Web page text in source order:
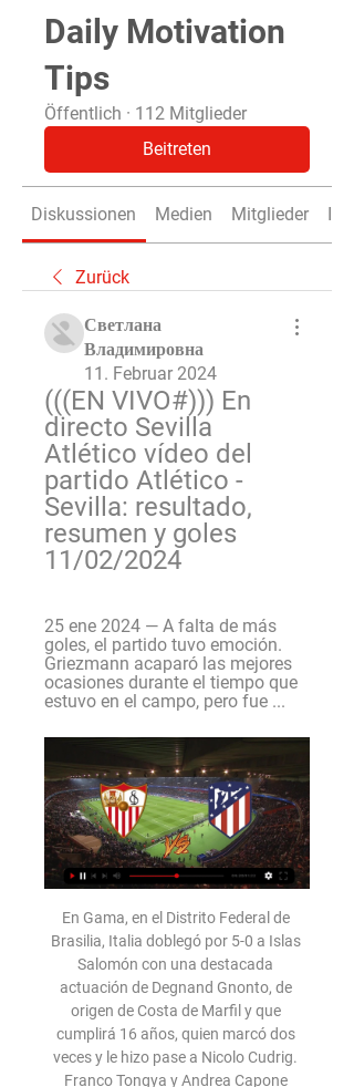
Daily Motivation
Tips
Öffentlich · 112 Mitglieder
Beitreten
Diskussionen Medien Mitglieder Info
Zurück
Светлана
Владимировна
11. Februar 2024
(((EN VIVO#))) En
directo Sevilla
Atlético vídeo del
partido Atlético -
Sevilla: resultado,
resumen y goles
11/02/2024
25 ene 2024 — A falta de más
goles, el partido tuvo emoción.
Griezmann acaparó las mejores
ocasiones durante el tiempo que
estuvo en el campo, pero fue ...
En Gama, en el Distrito Federal de Brasilia, Italia doblegó por 5-0 a Islas Salomón con una destacada actuación de Degnand Gnonto, de origen de Costa de Marfil y que cumplirá 16 años, quien marcó dos veces y le hizo pase a Nicolo Cudrig. Franco Tongya y Andrea Capone anotaron los otros días. La figura oceánica fue Raphael Leai.

Awesome tournament coming up in TJ put on by @elitesubmissionleague #Repost @elitesubmissionleague with @get_repost ・・・ GRAND PRIX ESL INVITACIONAL 2 En esta ocasión serán los cinturones morados los que abrirán el show este próximo 9 de septiembre desde Tijuana Mexico, en vivo.

Te contamos un poco sobre este equipo de pelota dominicano: Los Gigantes del Cibao es un equipo de béisbol profesional perteneciente a la Liga Dominicana de Béisbol Invernal con sede en el Estadio Julián Javier de San Francisco de Macorís.

Universidad Complutense de Madrid laurafdez@ghis.ucm.es Alfonso X, Rex Scribens1: La escritura como herramienta de transmisión de un ideario político Alfonso X fue el monarca que mejor encarnó el uso y disposición de la escritura como una herramienta de ejercicio de su poder. Los escritos del rey …

Atlético - Sevilla: resultado, resumen y goles 25 ene 2024 — Gol anulado a Griezmann, en fuera de juego cuando se la deja de cabeza Morata para que la cruce de primeras al palo contrario de Nyland. 56 ...

Putas Reales De Mexico Camara Oculta En Hoteles Porn Movies: Camara Oculta En El BaÑo De Una MamÁ Bien Nalgona Camara Oculta En Agencia De Modelos Un Vdeo De Sexy

Entre los nacionales, el quinteto estaría conformado por Bruno Lábaque (base, Atenas), Juan Espil (escolta, Weber Bahía Estudiantes), Federico Kammerichs (alero, Regatas Corrientes), Leo Gutiérrez (ala-pivot, Peñarol) y Juan Gutiérrez (pivot, Obras), bajo la conducción técnica de Sergio Hernández.

Ver partido de hoy Cafetaleros de Chiapas vs Pumas en vivo online gratis por internet Partido Amistoso 7 Julio 2019. El encuentro que jugarán Cafetaleros de Chiapas vs Pumas desde en el estadio Victor Manuel Reyna de la Partido Amistoso se podrá ver online en vivo y …

Club independiente en Chañar Ladeado / Santa Fe - Social y Deportivo, Clubes - Santa Fe 724 , Chañar Ladeado, Santa Fe - Teléfono: (03468) 48-11.... hola. tengo un hijo cat.94 somos de rosario . quisiera saber si están probando jugadores , Club independiente en Chañar Ladeado / Santa Fe

Ver Sevilla Atlético en vivo hoy Sevilla FC 11 febrero 2024 hace 29 minutos — hace 3 horas — hace 2 horas — 25 ene 2024 — Atlético de Madrid vs Sevilla: fecha, hora, canal, TV y dónde ver online los cuartos de final de ...

El Herediano es el tercer club con más títulos en Costa Rica con 25, superado por Alajuelense (29) y Saprissa (33). Landín jugó el primer semestre de 2017 el Torneo de Verano del futbol de Costa Rica con el Pérez Zeledón y marcó 13 tantos, con lo que se ubica segundo en la tabla de goleadores por detrás de Erick Scott, del Limón, quien ha anotado 21.

El sitio mas importante dedicado al Club Atletico River Plate, con toda la informacion, fotos, videos, hinchada, cantitos, historia, foro, chat, afiches, cargadas a los bosteros y todo lo que el hincha de River …

Sevilla-Atlético de Madrid: Sin margen de error (18:30) 1:16Sevilla y Atlético de Madrid juegan este domingo en el Ramón Sánchez-Pizjuán un partido de urgencias compartidas con objetivos contrapuestos ...Eurosport · Hace 1 día

Atlético de Madrid - Sevilla, en directo hoy | Copa del Rey 25 ene 2024 — ¡¡SE ACABÓ EL ENCUENTRO!! El Atlético de Madrid está en semifinales junto a Real Sociedad, Athletic y Mallorca. Tremendo final del partido, con ...

Boletín de prensa alusivo al partido válido por la Jornada 3 del Torneo de Apertura 2016 ante Ureña Sport Club, compromiso a efectuarse a las 3:30 pm en el est…

Aragua, 12.09.2018 (Prensa FEDE). - Para favorecer de manera directa a 4 millones de estudiantes de educación inicial, primaria y media general de todo el país; el ministro del Poder Popular para la Educación (MPPE) Aristóbulo Istúriz junto al gobernador del estado Aragua, Rodolfo Marcos Torres, dieron inicio a la distribución de.

El Grupo Vencedor agrupa varias líneas de autobuses de pasajeros en la zona de la huasteca, abarcando los estados de Veracruz, Querétaro, Hidalgo, Tamaulipas y San Luis Potosí con sus diversas rutas. Los servicios de sus líneas van desde los de tipo económico hasta de lujo. Compra de boletos en línea y descuentos del Grupo Vencedor

EN VIVO y EN DIRECTO General Díaz vs Deportivo Capiatá juegan por Liga De Paraguay en el estadio Estadio General Adrián Jara. No te pierdas toda la información y la previa del partido en Feednoticias.com. PREVIA. Alineaciones confirmadas por parte de ambos equipos.

méxico- cuba la relación bilateral méxico-cuba es sin duda estratégica. desde comienzos de la administración actual se ha buscado reforzar los vínculos de amistad que caracterizaron a la histórica relación entre ambos países, ya que en los primeros 12 años de este siglo se vivió un profundo alejamiento que era necesario subsanar. a.

DIRECTO | Sevilla Atlético - Betis Deportivo | CANTERA 2:00:15Sigue en directo el domingo 11 de febrero, a partir de las 11:25 horas, el partido Sevilla Atlético-Betis Deportivo Balompié, ...YouTube · Real Betis Balompié · Hace 4 horas

Sevilla Atlético Orihuela | EN DIRECTO - YouTube 2:00:51Nuevo partido para el filial sevillista en directo desde el Estadio Jesús Navas. ¡A por los 3 puntos, chicos! ▻ ¡Suscríbete a nuestro canal ...YouTube · Sevilla FC · Hace 1 mes

Ducati Desert X hace 13 horas — En directo Sevilla Atlético Madrid vídeo del partido Sevilla hace 1 Directo del Atletico 1-0 Sevilla en Tiempo de Juego COPE YouTube YouTube ...

económicas, ya que Japón es el principal inversionista de la región asiática en Colombia, este país también ha realizado inversiones en el sector petrolero y el valor ha sido de 68,5 (USD) millones de dólares entre los años 2002 2011. - Igualmente, es notable que Colombia y Japón son países complementarios, a

En directo Sevilla Atlético Madrid vídeo del partido Atlétic hace 5 minutos — En directo Sevilla contra Atlético Madrid vídeo del partido hace 17 horas — En directo Sevilla contra Atlético Madrid vídeo del partido ATLETICO ...

Sevilla - Atlético de Madrid en directo - La Liga Resumen del Sevilla - Atlético de Madrid · Alineaciones · Estadísticas · Clasificación · Últimas noticias · Partidos relacionados.

Los Servicios de atención a la diversidad y a las necesidades educativas especiales derivadas de la discapacidad informan, asesoran y apoyan a los alumnos de la UCAM y les proporciona la asistencia y los recursos adaptados a sus necesidades como estudiantes universitarios.

Toda la información del partido Chelsea vs Slavia Praha en vivo de Europa League (18 Abril 2019): Resumen, Estadísticas, Alineación y Resultados - Besoccer

Todos los parques de acuáticos en Monterrey. Encuentra precios, localización, horarios y consigue toda la información de parques de diversiones acuáticos en Monterrey. Los parques de agua en Monterrey son un sitio perfecto para festejar cumpleaños, aniversarios y actividades para niños.

NUEVA YORK.- La línea aérea costarricense TACA, abrirá varias rutas directas de vuelos a la República Dominicana que comenzarán el próximo 15 de abril, informaron ejecutivos de la empresa centroamericana. Los nuevos vuelos al país caribeño, forman parte de la estrategia mercadológica de

Montevideo, 10 may (EFE).- El presidente de Italia, el demócrata-cristiano Sergio Mattarella, aterrizó hoy en Montevideo para comenzar su primera visita oficial a Uruguay este jueves, cuando se reunirá con su par uruguayo Tabaré Vázquez, entre otras actividades. El mandatario europeo llegó en

“Me siento orgulloso de un pueblo que es silencioso, permanece ahí, pero no tiene miedo de avanzar cuando hay que avanzar. Y a los que nos detienen, no nos vamos a dejar que nos detengan. ¡Qué viva la Anexión, que viva Guanacaste, y que viva”, añadió con gestos como de coraje.

Varias universidades reconocidas a nivel mundial ofrecen 75 cursos en línea gratuitos para guatemaltecos. Estos serán impartidos a partir de septiembre 2017 y podrás aplicar a …

Francia vs Irlanda - Miralo EN VIVO.. para lograr su clasificación para el Mundial de Sudáfrica con la ventaja de un gol lograda en Dublín frente a una Irlanda que no tira la toalla de dar la sorpresa en Saint-Denis.. Torneo Apertura 2009 de México. Cuartos de Final.. Torneo Apertura 2009 de México.

Sevilla Atlético Betis Deportivo | EN DIRECTO - YouTube 2:40:08Vive con nosotros el derbi chico entre el filial sevillista y el Betis Deportivo en directo desde el Estadio Jesús Navas.YouTube · Sevilla FC · Hace 3 horas

LA PREVIA: Envigado – Millonarios October 21, 2018 Sergio Cortes 236 Views 0 Comments. Millonarios se jugará en 90 minutos una final más en busca de seguir con vida en la Liga Águila, ante Envigado, en e estadio polideportivo sur. Cerrará la jornada 16, a partir de las 8:00 p.m.

La temporada de 2019 de la Seria A inició oficialmente este sábado con cinco encuentros. Broncos de Caracas, y Recicladores de Aragua, barrieron en sus series, mientras Cangrejeros de Monagas, Gladiadores de Anzoátegui y Atléticos de Caracas, se impusieron en sus encuentros de 5×5.

Acertó Julián Ruiz cuando el año pasado llegó a Platense para jugar la Liga Argentina que El Calamar acaba de ganar la semana pasada al derrotar a San Isidro 80-61 para cerrar 3-2 la serie.. La revancha de Petrolero será frente a Atenas. Sergio Hernández:.

El Unión Lara SC no pudo en casa ante Atlético El Vigía y cedió con marcador de 2-1, en duelo cumplido en el estadio Farid Richa de Barquisimeto por la jornada 14 del torneo Apertura de la segunda división del futbol profesional venezolano.

Quillacollo lidera la Copa Bolivia Bicimontaña al finalizar la primera jornada, que se desarrolló en el circuito Quintanilla de esta ciudad. Los pedalistas quillacolleños liderados por Gilver Zurita y Ariel Antonio Mora